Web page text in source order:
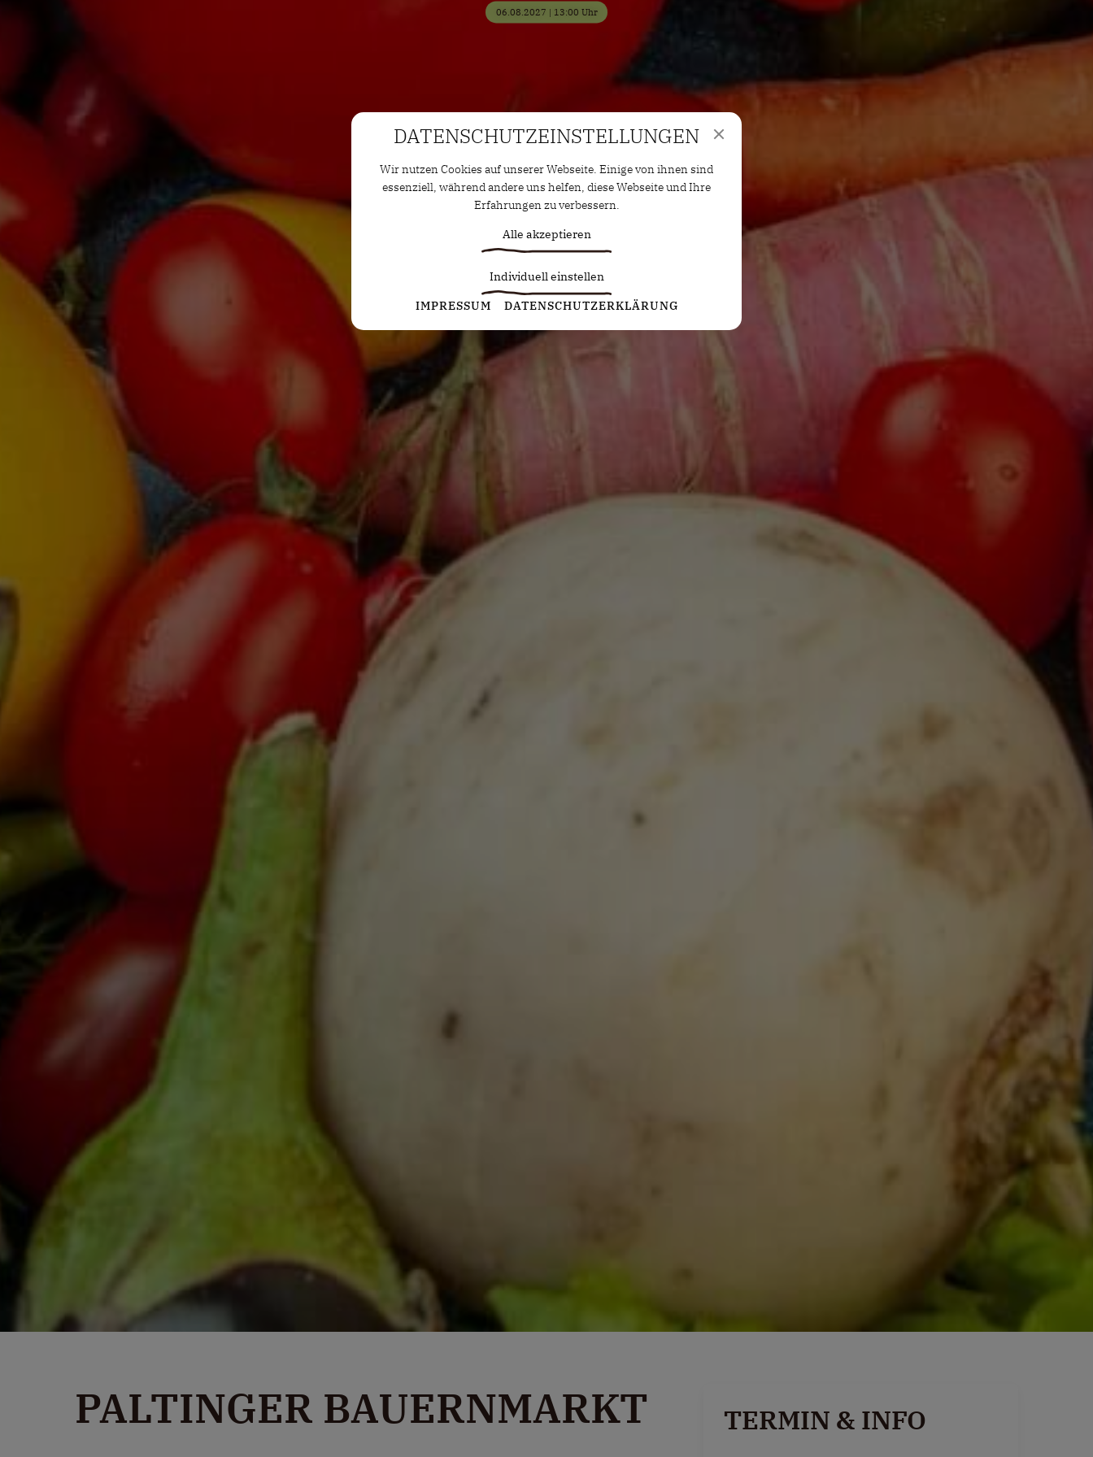
06.08.2027 | 13:00 Uhr
PALTINGER BAUERNMARKT TERMIN & INFO
DATENSCHUTZ­EINSTELLUNGEN
Wir nutzen Cookies auf unserer Webseite. Einige von ihnen sind
essenziell, während andere uns helfen, diese Webseite und Ihre
Erfahrungen zu verbessern.
Alle akzeptieren
Individuell einstellen
Statistiken
Diese Cookies erfassen anonyme Statistiken. Diese
Informationen helfen uns zu verstehen, wie wir unsere Website
noch weiter optimieren können.
Google Analytics
Marketing
verwendet, um personalisierte Werbung anzuzeigen. Sie tun
dies, indem sie Besucher über Websites hinweg verfolgen.
Externe Medien
Wenn Cookies von externen Medien akzeptiert werden, bedarf
der Zugriff auf externe Inhalte keiner manuellen Zustimmung
mehr.
IMPRESSUM DATENSCHUTZERKLÄRUNG